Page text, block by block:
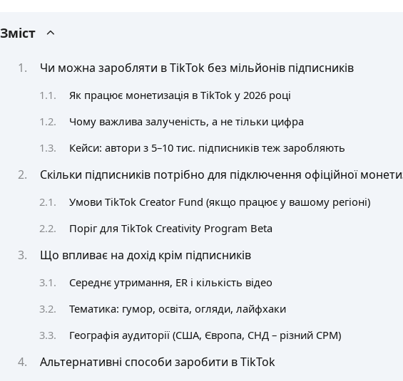
Зміст
Чи можна заробляти в TikTok без мільйонів підписників
Як працює монетизація в TikTok у 2026 році
Чому важлива залученість, а не тільки цифра
Кейси: автори з 5–10 тис. підписників теж заробляють
Скільки підписників потрібно для підключення офіційної
Умови TikTok Creator Fund (якщо працює у вашому регіоні)
Поріг для TikTok Creativity Program Beta
Що впливає на дохід крім підписників
Середнє утримання, ER і кількість відео
Тематика: гумор, освіта, огляди, лайфхаки
Географія аудиторії (США, Європа, СНД – різний CPM)
Альтернативні способи заробити в TikTok